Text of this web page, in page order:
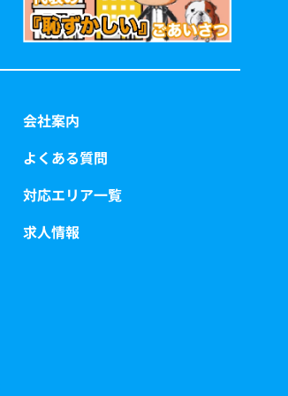
会社案内
よくある質問
対応エリア一覧
求人情報